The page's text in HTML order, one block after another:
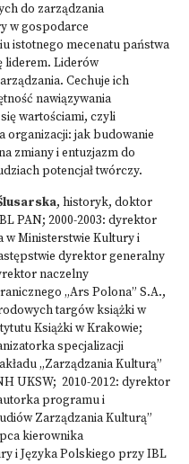
do zarządzania
w gospodarce
istotnego mecenatu państwa
liderem. Liderów
Cechuje ich
nawiązywania
wartościami, czyli
organizacji: jak budowanie
zmiany i entuzjazm do
potencjał twórczy.
, historyk, doktor
PAN; 2000-2003: dyrektor
w Ministerstwie Kultury i
dyrektor generalny
naczelny
„Ars Polona” S.A.,
targów książki w
Książki w Krakowie;
specjalizacji
„Zarządzania Kulturą”
UKSW; 2010-2012: dyrektor
programu i
Zarządzania Kulturą”
kierownika
i Języka Polskiego przy IBL